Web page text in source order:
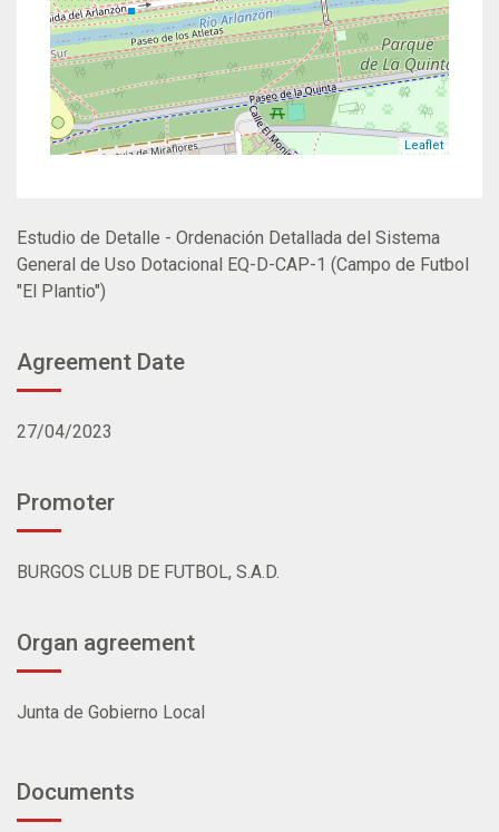
Leaflet
Estudio de Detalle - Ordenación Detallada del Sistema
General de Uso Dotacional EQ-D-CAP-1 (Campo de Futbol
"El Plantio")
Agreement Date
27/04/2023
Promoter
BURGOS CLUB DE FUTBOL, S.A.D.
Organ agreement
Junta de Gobierno Local
Documents